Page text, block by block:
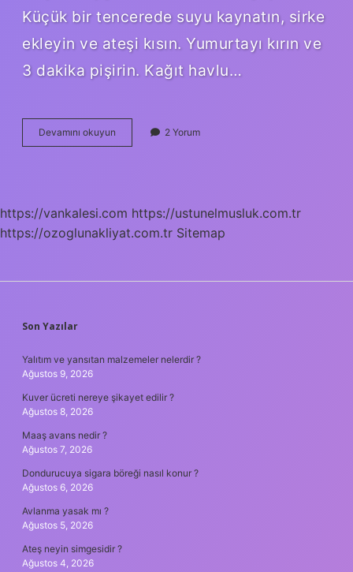
Küçük bir tencerede suyu kaynatın, sirke
ekleyin ve ateşi kısın. Yumurtayı kırın ve
3 dakika pişirin. Kağıt havlu…
Devamını okuyun
Hangi
2 Yorum
https://vankalesi.com https://ustunelmusluk.com.tr
https://ozoglunakliyat.com.tr Sitemap
SIDEBAR
Son Yazılar
Yalıtım ve yansıtan malzemeler nelerdir ?
Ağustos 9, 2026
Kuver ücreti nereye şikayet edilir ?
Ağustos 8, 2026
Maaş avans nedir ?
Ağustos 7, 2026
Dondurucuya sigara böreği nasıl konur ?
Ağustos 6, 2026
Avlanma yasak mı ?
Ağustos 5, 2026
Ateş neyin simgesidir ?
Ağustos 4, 2026